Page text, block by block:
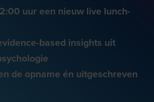
uur een nieuw live lunch-
based insights uit
de opname én uitgeschreven